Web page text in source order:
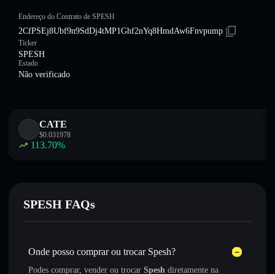
Endereço do Contrato de SPESH
2CfPSEj8Ubf9n9SdDj4tMP1Ghf2nYq8HmdAw6Fnvpump
Ticker
SPESH
Estado
Não verificado
CATE
$0.031978
113.70%
SPESH FAQs
Onde posso comprar ou trocar Spesh?
Podes comprar, vender ou trocar Spesh diretamente na